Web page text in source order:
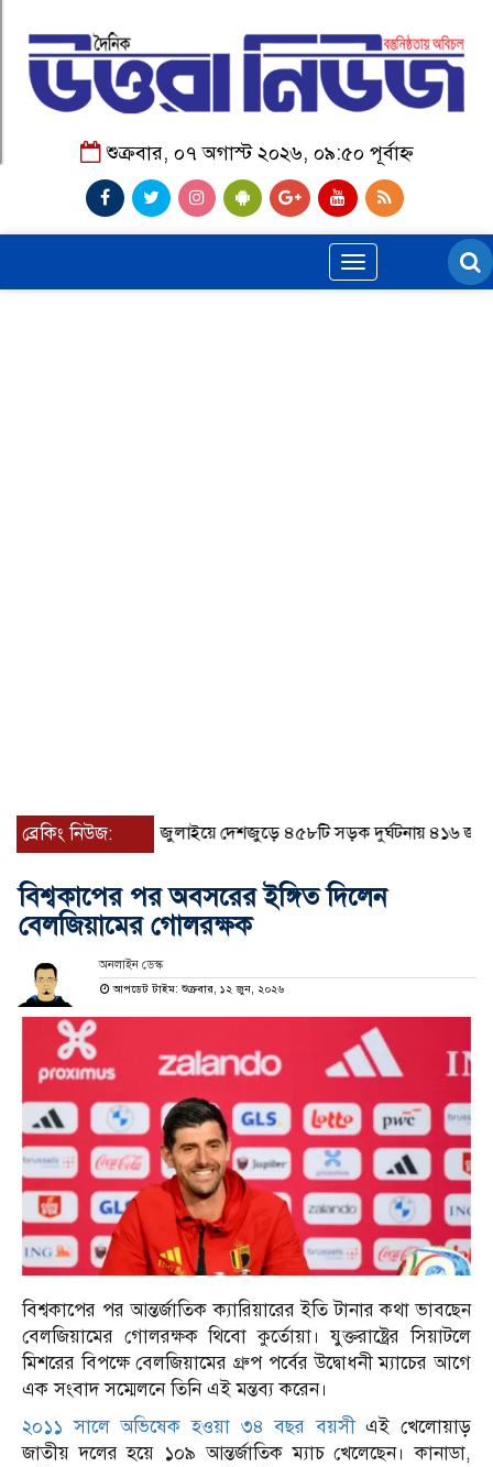
শুক্রবার, ০৭ অগাস্ট ২০২৬, ০৯:৫০ পূর্বাহ্ন
Toggle
navigation
ব্রেকিং নিউজ: জুলাইয়ে দেশজুড়ে ৪৫৮টি সড়ক দুর্ঘটনায় ৪১৬ জন
বিশ্বকাপের পর অবসরের ইঙ্গিত দিলেন
বেলজিয়ামের গোলরক্ষক
অনলাইন ডেস্ক
আপডেট টাইম: শুক্রবার, ১২ জুন, ২০২৬
বিশ্বকাপের পর আন্তর্জাতিক ক্যারিয়ারের ইতি টানার কথা ভাবছেন
বেলজিয়ামের গোলরক্ষক থিবো কুর্তোয়া। যুক্তরাষ্ট্রের সিয়াটলে
মিশরের বিপক্ষে বেলজিয়ামের গ্রুপ পর্বের উদ্বোধনী ম্যাচের আগে
এক সংবাদ সম্মেলনে তিনি এই মন্তব্য করেন।
২০১১ সালে অভিষেক হওয়া ৩৪ বছর বয়সীএই খেলোয়াড়
জাতীয় দলের হয়ে ১০৯ আন্তর্জাতিক ম্যাচ খেলেছেন। কানাডা,